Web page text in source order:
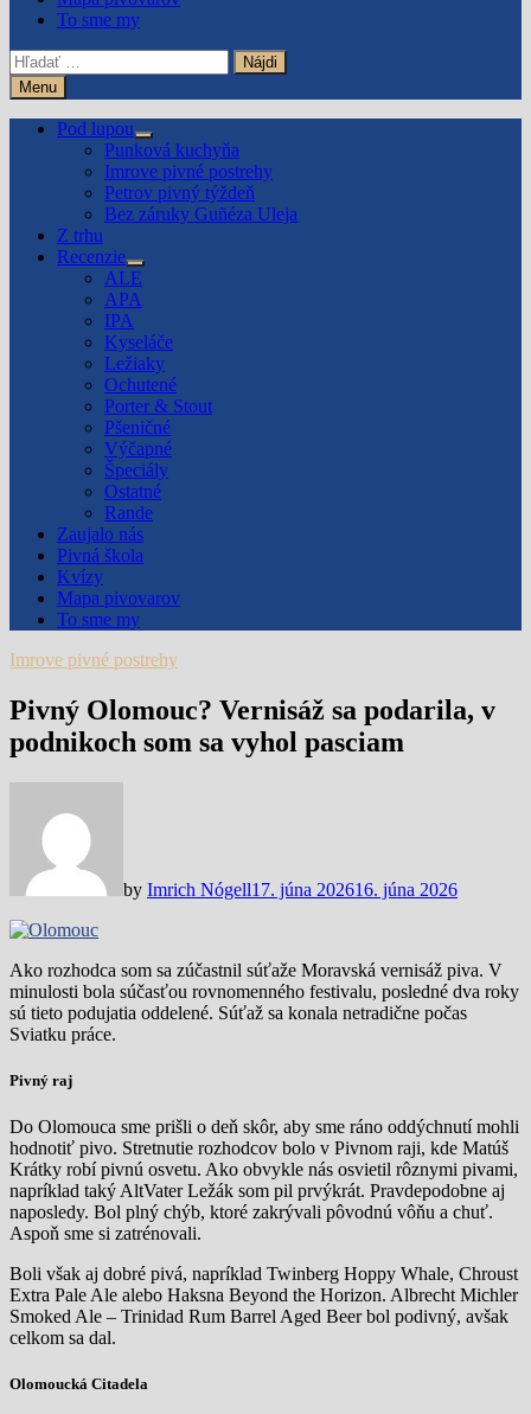
To sme my
Hľadať:
Menu
Pod lupou
Show
sub
menu
Punková kuchyňa
Imrove pivné postrehy
Petrov pivný týždeň
Bez záruky Guñéza Uleja
Z trhu
Recenzie
Show
sub
menu
ALE
APA
IPA
Kyseláče
Ležiaky
Ochutené
Porter & Stout
Pšeničné
Výčapné
Špeciály
Ostatné
Rande
Zaujalo nás
Pivná škola
Kvízy
Mapa pivovarov
To sme my
Imrove pivné postrehy
Pivný Olomouc? Vernisáž sa podarila, v
podnikoch som sa vyhol pasciam
by Imrich Nógell17. júna 202616. júna 2026
Ako rozhodca som sa zúčastnil súťaže Moravská vernisáž piva. V
minulosti bola súčasťou rovnomenného festivalu, posledné dva roky
sú tieto podujatia oddelené. Súťaž sa konala netradične počas
Sviatku práce.
Pivný raj
Do Olomouca sme prišli o deň skôr, aby sme ráno oddýchnutí mohli
hodnotiť pivo. Stretnutie rozhodcov bolo v Pivnom raji, kde Matúš
Krátky robí pivnú osvetu. Ako obvykle nás osvietil rôznymi pivami,
napríklad taký AltVater Ležák som pil prvýkrát. Pravdepodobne aj
naposledy. Bol plný chýb, ktoré zakrývali pôvodnú vôňu a chuť.
Aspoň sme si zatrénovali.
Boli však aj dobré pivá, napríklad Twinberg Hoppy Whale, Chroust
Extra Pale Ale alebo Haksna Beyond the Horizon. Albrecht Michler
Smoked Ale – Trinidad Rum Barrel Aged Beer bol podivný, avšak
celkom sa dal.
Olomoucká Citadela